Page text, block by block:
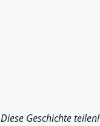
Diese Geschichte teilen!